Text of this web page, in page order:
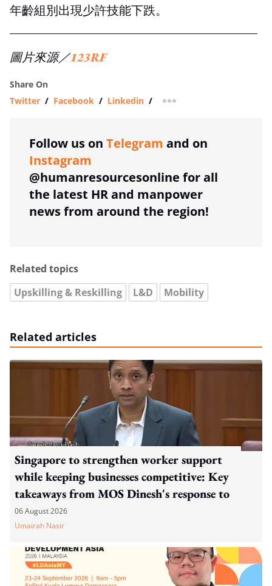
年齡組別出現少許技能下跌。
圖片來源／123RF
Share On
Twitter / Facebook / Linkedin / more sharing option
Follow us on Telegram and on
Instagram
@humanresourcesonline for all
the latest HR and manpower
news from around the region!
Related topics
Upskilling & Reskilling
L&D Mobility
Related articles
Singapore to strengthen worker support
while keeping businesses competitive: Key
takeaways from MOS Dinesh's response to
WP's motion
06 August 2026
Umairah Nasir